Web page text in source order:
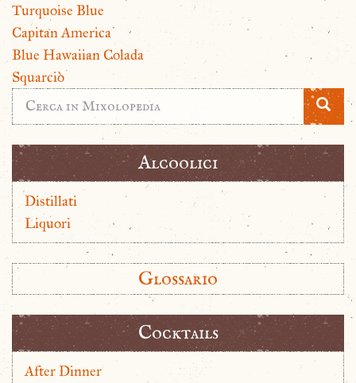
Turquoise Blue
Capitan America
Blue Hawaiian Colada
Squarciò
Alcoolici
Distillati
Liquori
Glossario
Cocktails
After Dinner